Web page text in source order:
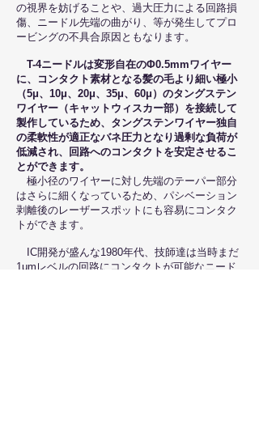
の視界を妨げることや、過大圧力による回路損
傷、ニードル先端の曲がり、等が発生してプロ
ービングの不具合原因ともなります。
T-4ニードルは変形自在のΦ0.5mmワイヤー
に、コンタクト素材となる髪の毛より細い極小
（5μ、10μ、20μ、35μ、60μ）のタングステン
ワイヤー（キャットウィスカー部）を接続して
製作しているため、タングステンワイヤー独自
の柔軟性が適正なバネ圧力となり過剰な負荷が
低減され、回路へのコンタクトを安定させるこ
とができます。
極小径のワイヤーに対し先端のテーパー部分
はさらに細くなっているため、パシベーション
剥離後のレーザースポットにも容易にコンタク
トができます。
IC開発が盛んな1980年代、技師達は当時まだ
1μmレベルの回路にコンタクトが可能なニード